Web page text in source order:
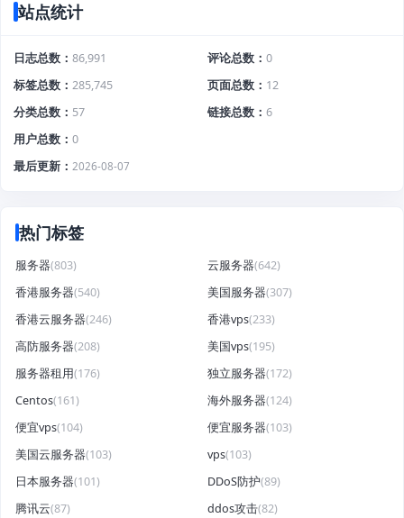
站点统计
日志总数 86,991 评论总数
0
标签总数
285,745 页面总数
12
分类总数
57 链接总数
6
用户总数
0
最后更新
2026-08-07
热门标签
服务器(803) 云服务器(642)
香港服务器(540) 美国服务器(307)
香港云服务器(246) 香港vps(233)
高防服务器(208) 美国vps(195)
服务器租用(176) 独立服务器(172)
Centos(161) 海外服务器(124)
便宜vps(104) 便宜服务器(103)
美国云服务器(103) vps(103)
日本服务器(101) DDoS防护(89)
腾讯云(87) ddos攻击(82)